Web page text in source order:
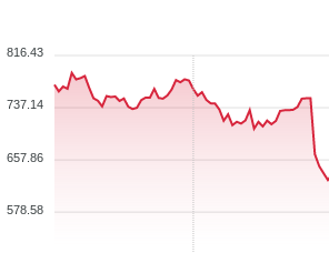
816.43
737.14
657.86
578.58